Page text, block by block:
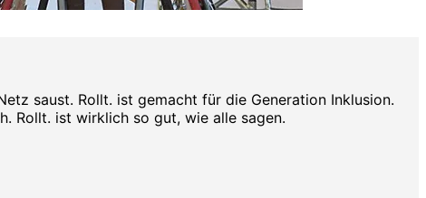
saust. Rollt. ist gemacht für die Generation Inklusion.
Rollt. ist wirklich so gut, wie alle sagen.